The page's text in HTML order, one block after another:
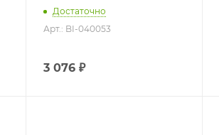
Достаточно
Арт.: BI-040053
3 076₽